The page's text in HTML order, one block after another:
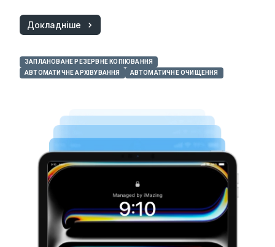
Докладніше
ЗАПЛАНОВАНЕ РЕЗЕРВНЕ КОПІЮВАННЯ
АВТОМАТИЧНЕ АРХІВУВАННЯ
АВТОМАТИЧНЕ ОЧИЩЕННЯ